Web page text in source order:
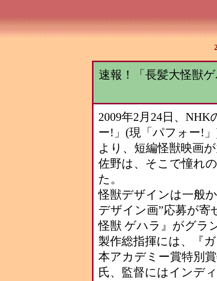
速報！「長髪大怪獣
2009年2月24日、
ー!」(現「パフォー!
より、短編怪獣映画
佐野は、そこで憧れ
た。
怪獣デザインは一般
デザイン画”応募が寄
怪獣 ゲハラ』がグラ
製作総指揮には、『
本アカデミー賞特別
氏、監督にはインデ